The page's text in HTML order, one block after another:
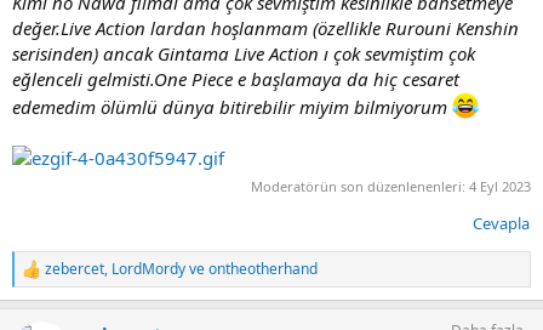
değer.Live Action lardan hoşlanmam (özellikle Rurouni Kenshin
serisinden) ancak Gintama Live Action ı çok sevmiştim çok
eğlenceli gelmisti.One Piece e başlamaya da hiç cesaret
edemedim ölümlü dünya bitirebilir miyim bilmiyorum
Moderatörün son düzenlenenleri: 4 Eyl 2023
Cevapla
T
e
zebercet, LordMordyveontheotherhand